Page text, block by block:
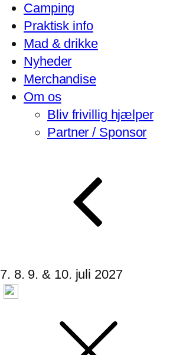
Camping
Praktisk info
Mad & drikke
Nyheder
Merchandise
Om os
Bliv frivillig hjælper
Partner / Sponsor
7. 8. 9. & 10. juli 2027